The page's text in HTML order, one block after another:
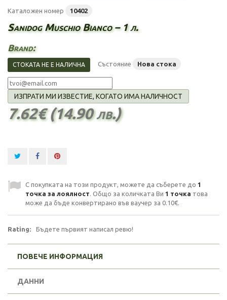
Каталожен номер 10402
Sanidog Muschio Bianco – 1 л.
Brand:
СТОКАТА НЕ Е НАЛИЧНА Състояние Нова стока
ИЗПРАТИ МИ ИЗВЕСТИЕ, КОГАТО ИМА НАЛИЧНОСТ
7.62€ (14.90 лв.)
С покупката на този продукт, можете да съберете до 1
точка за лоялност. Общо за количката Ви 1 точка това
може да бъде конвертирано във ваучер за 0.10€.
Rating: Бъдете първият написал ревю!
ПОВЕЧЕ ИНФОРМАЦИЯ
ДАННИ